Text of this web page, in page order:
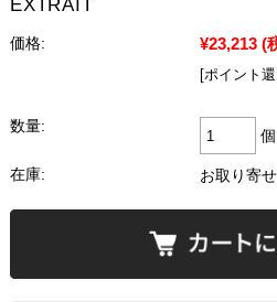
EXTRAIT
価格: ¥23,213 (
[ポイント
数量:
個
在庫: お取り寄